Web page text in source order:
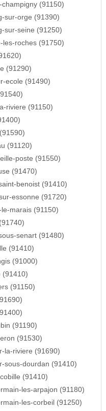
(91150)
sur-orge (91390)
sur-seine (91250)
les-roches (91750)
(91290)
ecole (91490)
riviere (91150)
(91120)
poste (91550)
(91470)
benoist (91410)
essonne (91720)
marais (91150)
senart (91480)
(91410)
(91000)
(91410)
(91150)
(91190)
(91530)
la-riviere (91690)
sous-dourdan (91410)
(91410)
les-arpajon (91180)
les-corbeil (91250)